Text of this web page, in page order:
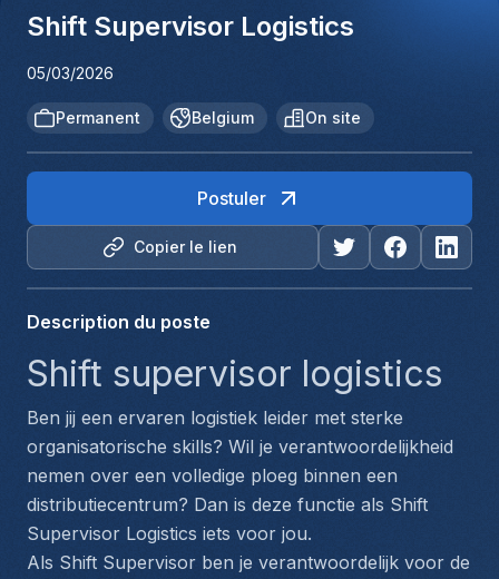
Shift Supervisor Logistics
05/03/2026
Permanent Belgium On site
Copier le lien
Postuler
Description du poste
Shift supervisor logistics
Ben jij een ervaren logistiek leider met sterke
organisatorische skills? Wil je verantwoordelijkheid
nemen over een volledige ploeg binnen een
distributiecentrum? Dan is deze functie als Shift
Supervisor Logistics iets voor jou.
Als Shift Supervisor ben je verantwoordelijk voor de